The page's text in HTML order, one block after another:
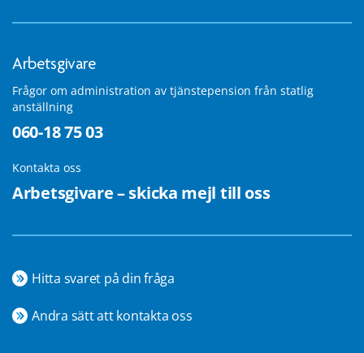
Arbetsgivare
Frågor om administration av tjänstepension från statlig
anställning
060-18 75 03
Kontakta oss
Arbetsgivare – skicka mejl till oss
Hitta svaret på din fråga
Andra sätt att kontakta oss